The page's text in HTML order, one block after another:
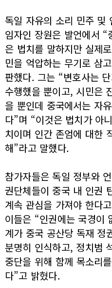
독일 자유의 소리 민주 및
임자인 장원은 발언에서 “
은 법치를 말하지만 실제
민을 억압하는 무기로 삼
판했다. 그는 “변호사는
수행했을 뿐이고, 시민은
을 뿐인데 중국에서는 자
다”며 “이것은 법치가 아
치이며 인간 존엄에 대한
해”라고 말했다.
참가자들은 독일 정부와
권단체들이 중국 내 인권
계속 관심을 가져야 한다
이들은 “인권에는 국경이
계가 중국 공산당 독재 정
분명히 인식하고, 정치범
중단을 위해 함께 목소리
다”고 밝혔다.